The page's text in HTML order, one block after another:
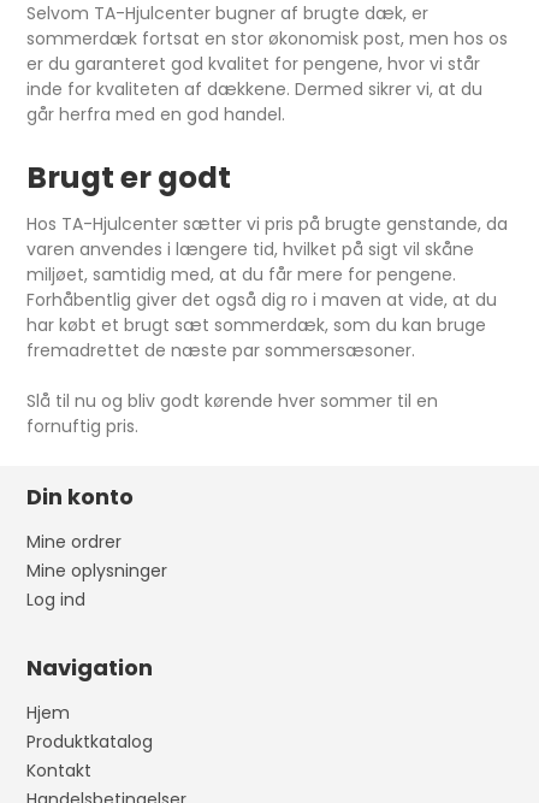
Selvom TA-Hjulcenter bugner af brugte dæk, er
sommerdæk fortsat en stor økonomisk post, men hos os
er du garanteret god kvalitet for pengene, hvor vi står
inde for kvaliteten af dækkene. Dermed sikrer vi, at du
går herfra med en god handel.
Brugt er godt
Hos TA-Hjulcenter sætter vi pris på brugte genstande, da
varen anvendes i længere tid, hvilket på sigt vil skåne
miljøet, samtidig med, at du får mere for pengene.
Forhåbentlig giver det også dig ro i maven at vide, at du
har købt et brugt sæt sommerdæk, som du kan bruge
fremadrettet de næste par sommersæsoner.
Slå til nu og bliv godt kørende hver sommer til en
fornuftig pris.
Din konto
Mine ordrer
Mine oplysninger
Log ind
Navigation
Hjem
Produktkatalog
Kontakt